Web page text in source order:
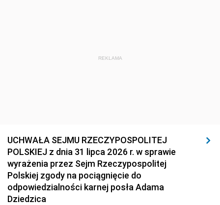
REKLAMA
UCHWAŁA SEJMU RZECZYPOSPOLITEJ
POLSKIEJ z dnia 31 lipca 2026 r. w sprawie
wyrażenia przez Sejm Rzeczypospolitej
Polskiej zgody na pociągnięcie do
odpowiedzialności karnej posła Adama
Dziedzica